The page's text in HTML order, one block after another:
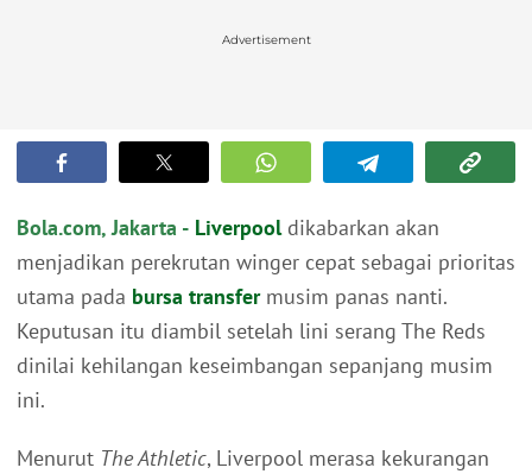
Advertisement
Bola.com, Jakarta - Liverpooldikabarkan akan
menjadikan perekrutan winger cepat sebagai prioritas
utama pada bursa transfermusim panas nanti.
Keputusan itu diambil setelah lini serang The Reds
dinilai kehilangan keseimbangan sepanjang musim
ini.
Menurut The Athletic, Liverpool merasa kekurangan